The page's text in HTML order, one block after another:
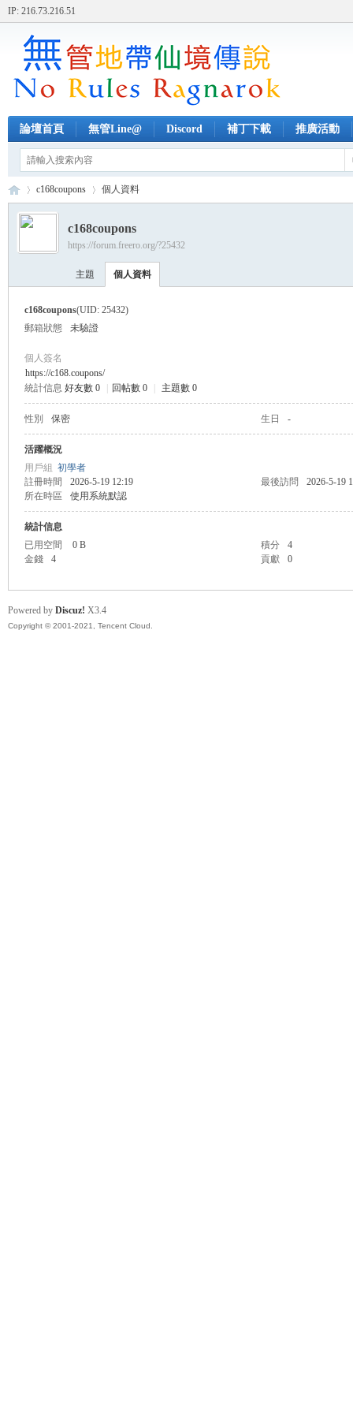
IP: 216.73.216.51
論壇首頁 無管Line@ Discord 補丁下載 推廣活動
›
c168coupons 個人資料
c168coupons
https://forum.freero.org/?25432
主題 個人資料
c168coupons(UID: 25432)
郵箱狀態
未驗證
個人簽名
https://c168.coupons/
統計信息 好友數 0 回帖數 0 主題數 0
性別 保密 生日 -
活躍概況
用戶組 初學者
註冊時間
2026-5-19 12:19 最後訪問
2026-5-19
所在時區
使用系統默認
統計信息
已用空間
0 B 積分
4
金錢
4 貢獻 0
Powered by Discuz! X3.4
Copyright © 2001-2021, Tencent Cloud.